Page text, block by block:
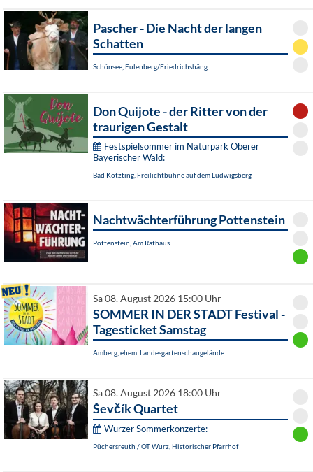
Pascher - Die Nacht der langen
Schatten
Schönsee, Eulenberg/Friedrichshäng
Don Quijote - der Ritter von der
traurigen Gestalt
Festspielsommer im Naturpark Oberer
Bayerischer Wald:
Bad Kötzting, Freilichtbühne auf dem Ludwigsberg
Nachtwächterführung Pottenstein
Pottenstein, Am Rathaus
Sa 08. August 2026 15:00 Uhr
SOMMER IN DER STADT Festival -
Tagesticket Samstag
Amberg, ehem. Landesgartenschaugelände
Sa 08. August 2026 18:00 Uhr
Ševčík Quartet
Wurzer Sommerkonzerte:
Püchersreuth / OT Wurz, Historischer Pfarrhof